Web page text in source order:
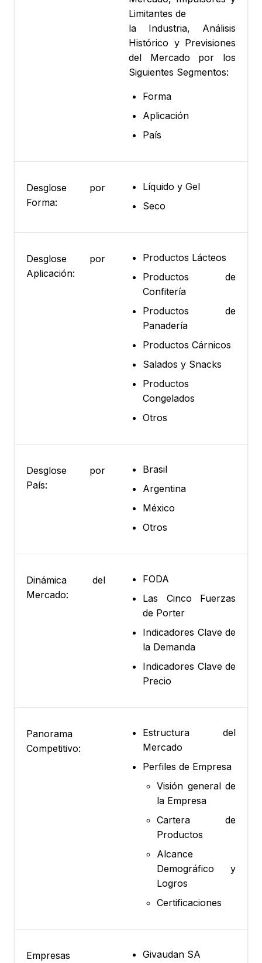
Limitantes de
la Industria, Análisis
Histórico y Previsiones
del Mercado por los
Siguientes Segmentos:
Forma
Aplicación
País
Desglose por
Forma:
Líquido y Gel
Seco
Desglose por
Aplicación:
Productos Lácteos
Productos de
Confitería
Productos de
Panadería
Productos Cárnicos
Salados y Snacks
Productos
Congelados
Otros
Desglose por
País:
Brasil
Argentina
México
Otros
Dinámica del
Mercado:
FODA
Las Cinco Fuerzas
de Porter
Indicadores Clave de
la Demanda
Indicadores Clave de
Precio
Panorama
Competitivo:
Estructura del
Mercado
Perfiles de Empresa
Visión general de
la Empresa
Cartera de
Productos
Alcance
Demográfico y
Logros
Certificaciones
Empresas
Givaudan SA